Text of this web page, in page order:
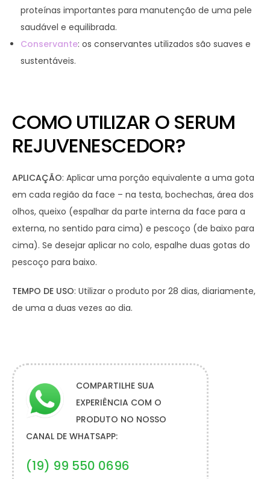
proteínas importantes para manutenção de uma pele
saudável e equilibrada.
Conservante: os conservantes utilizados são suaves e
sustentáveis.
COMO UTILIZAR O SERUM
REJUVENESCEDOR?
APLICAÇÃO: Aplicar uma porção equivalente a uma gota
em cada região da face – na testa, bochechas, área dos
olhos, queixo (espalhar da parte interna da face para a
externa, no sentido para cima) e pescoço (de baixo para
cima). Se desejar aplicar no colo, espalhe duas gotas do
pescoço para baixo.
TEMPO DE USO: Utilizar o produto por 28 dias, diariamente,
de uma a duas vezes ao dia.
COMPARTILHE SUA
EXPERIÊNCIA COM O
PRODUTO NO NOSSO
CANAL DE WHATSAPP:
(19) 99 550 0696